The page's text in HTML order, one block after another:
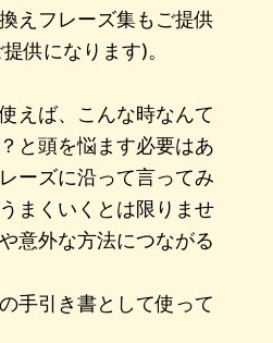
えフレーズ集もご提供
供になります)。
えば、こんな時なんて
と頭を悩ます必要はあ
ーズに沿って言ってみ
まくいくとは限りませ
意外な方法につながる
手引き書として使って